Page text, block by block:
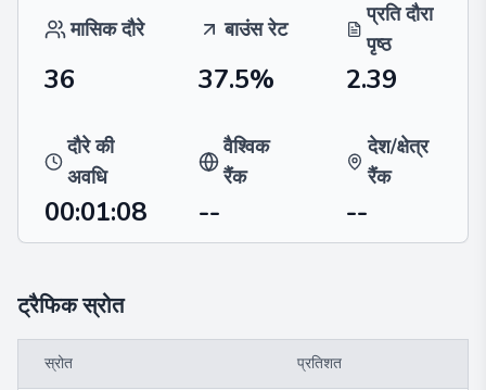
मासिक दौरे बाउंस रेट
प्रति दौरा
पृष्ठ
36 37.5% 2.39
दौरे की
अवधि
वैश्विक
रैंक
देश/क्षेत्र
रैंक
00:01:08 -- --
ट्रैफिक स्रोत
स्रोत प्रतिशत